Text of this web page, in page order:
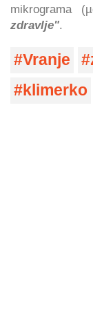
mikrograma
zdravlje".
Vranje
klimerko